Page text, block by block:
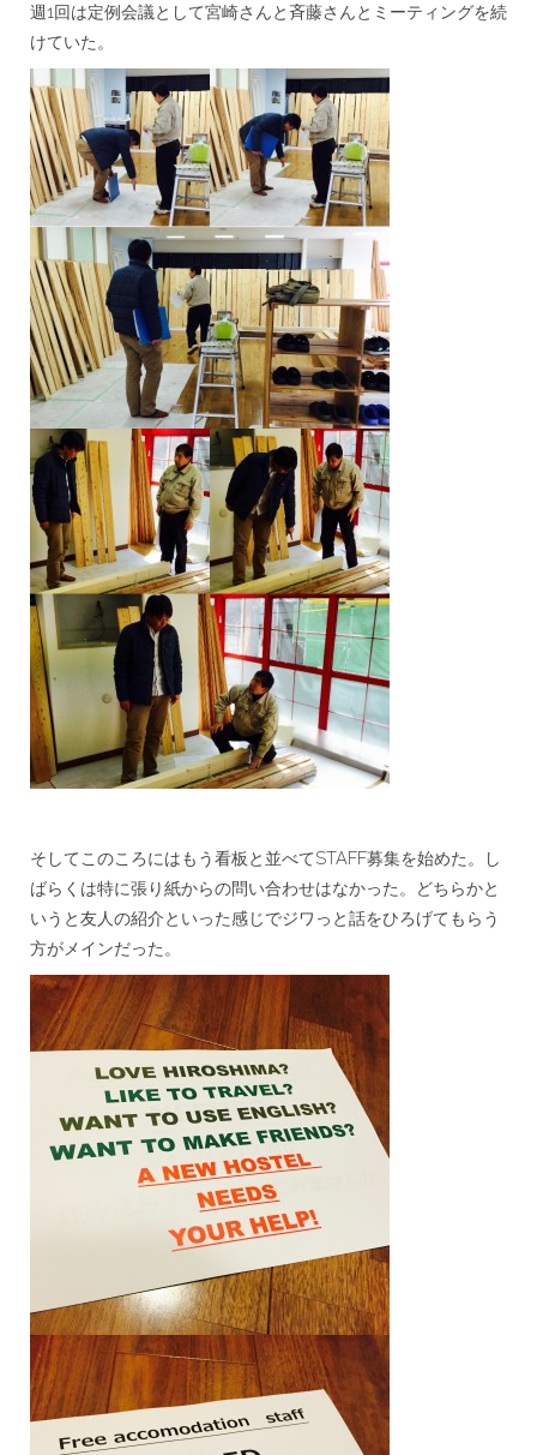
週1回は定例会議として宮崎さんと斉藤さんとミーティングを続
けていた。
そしてこのころにはもう看板と並べてSTAFF募集を始めた。し
ばらくは特に張り紙からの問い合わせはなかった。どちらかと
いうと友人の紹介といった感じでジワっと話をひろげてもらう
方がメインだった。